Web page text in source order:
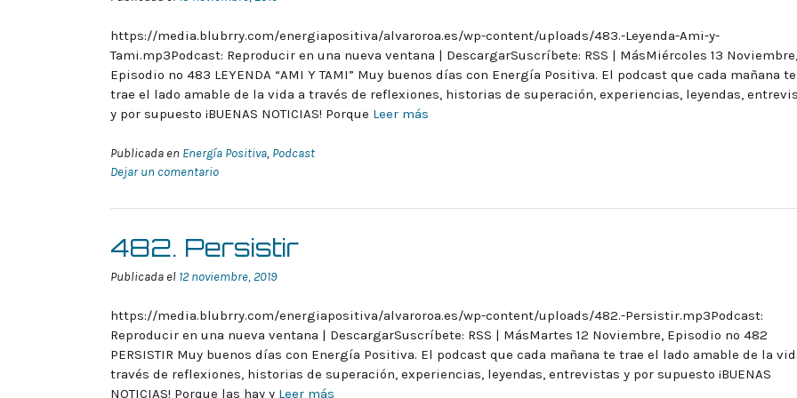
https://media.blubrry.com/energiapositiva/alvaroroa.es/wp-content/uploads/483.-Leyenda-Ami-y-
Tami.mp3Podcast: Reproducir en una nueva ventana | DescargarSuscríbete: RSS | MásMiércoles 13 Noviembre,
Episodio nº 483 LEYENDA “AMI Y TAMI” Muy buenos días con Energía Positiva. El podcast que cada mañana te
trae el lado amable de la vida a través de reflexiones, historias de superación, experiencias, leyendas,
y por supuesto ¡BUENAS NOTICIAS! Porque Leer más
Publicada en Energía Positiva, Podcast
Dejar un comentario
482. Persistir
Publicada el 12 noviembre, 2019
https://media.blubrry.com/energiapositiva/alvaroroa.es/wp-content/uploads/482.-Persistir.mp3Podcast:
Reproducir en una nueva ventana | DescargarSuscríbete: RSS | MásMartes 12 Noviembre, Episodio nº 482
PERSISTIR Muy buenos días con Energía Positiva. El podcast que cada mañana te trae el lado amable de la
través de reflexiones, historias de superación, experiencias, leyendas, entrevistas y por supuesto ¡BUENAS
NOTICIAS! Porque las hay y Leer más